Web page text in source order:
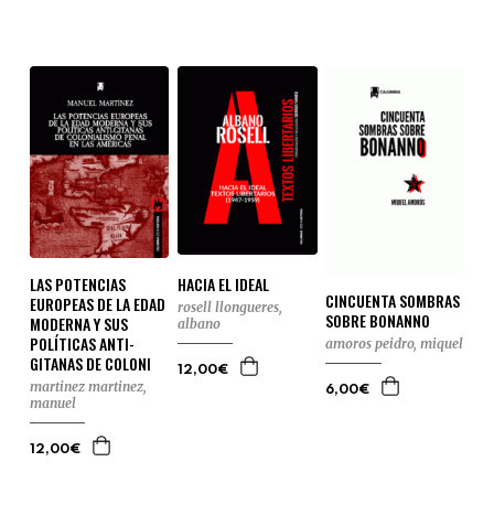
LAS POTENCIAS
EUROPEAS DE LA EDAD
MODERNA Y SUS
POLÍTICAS ANTI-
GITANAS DE COLONI
martinez martinez,
manuel
12,00€
HACIA EL IDEAL
rosell llongueres,
albano
12,00€
CINCUENTA SOMBRAS
SOBRE BONANNO
amoros peidro, miquel
6,00€